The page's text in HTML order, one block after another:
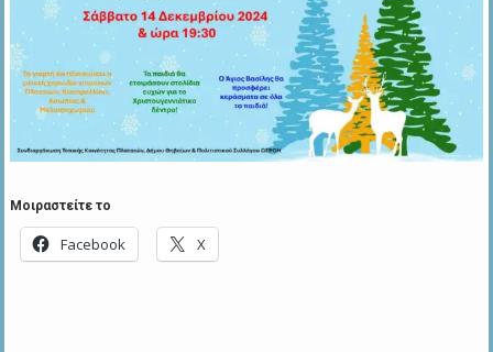
Μοιραστείτε το
Facebook X